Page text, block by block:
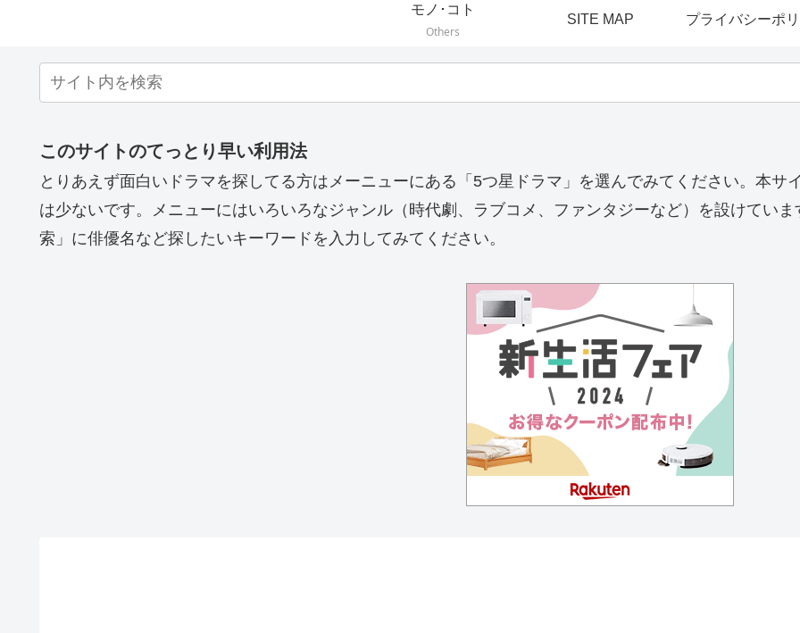
モノ･コト
Others
SITE MAP プライバシーポ
このサイトのてっとり早い利用法
とりあえず面白いドラマを探してる方はメーニューにある「5つ星ドラマ」を選んでみてください。本
は少ないです。メニューにはいろいろなジャンル（時代劇、ラブコメ、ファンタジーなど）を設けてい
索」に俳優名など探したいキーワードを入力してみてください。